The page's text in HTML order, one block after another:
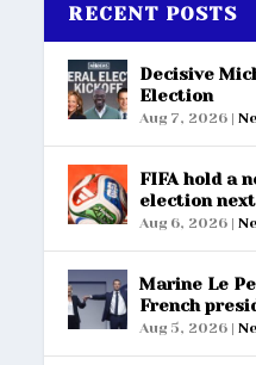
RECENT POSTS
Decisive
Election
Aug 7, 2026 |
FIFA hold a
election
Aug 6, 2026 |
Marine Le
French
Aug 5, 2026 |